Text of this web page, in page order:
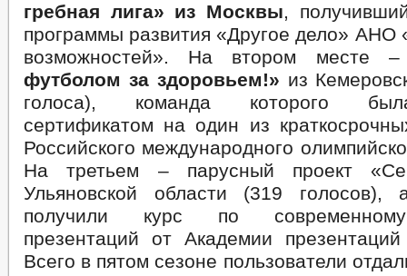
гребная лига» из Москвы,
программы развития «Другое дело» АНО
возможностей». На втором месте
футболом за здоровьем!» из
голоса), команда которого
сертификатом на один из
Российского международного
На третьем – парусный проект
Ульяновской области (319 голосов),
получили курс по
презентаций от Академии
Всего в пятом сезоне пользователи